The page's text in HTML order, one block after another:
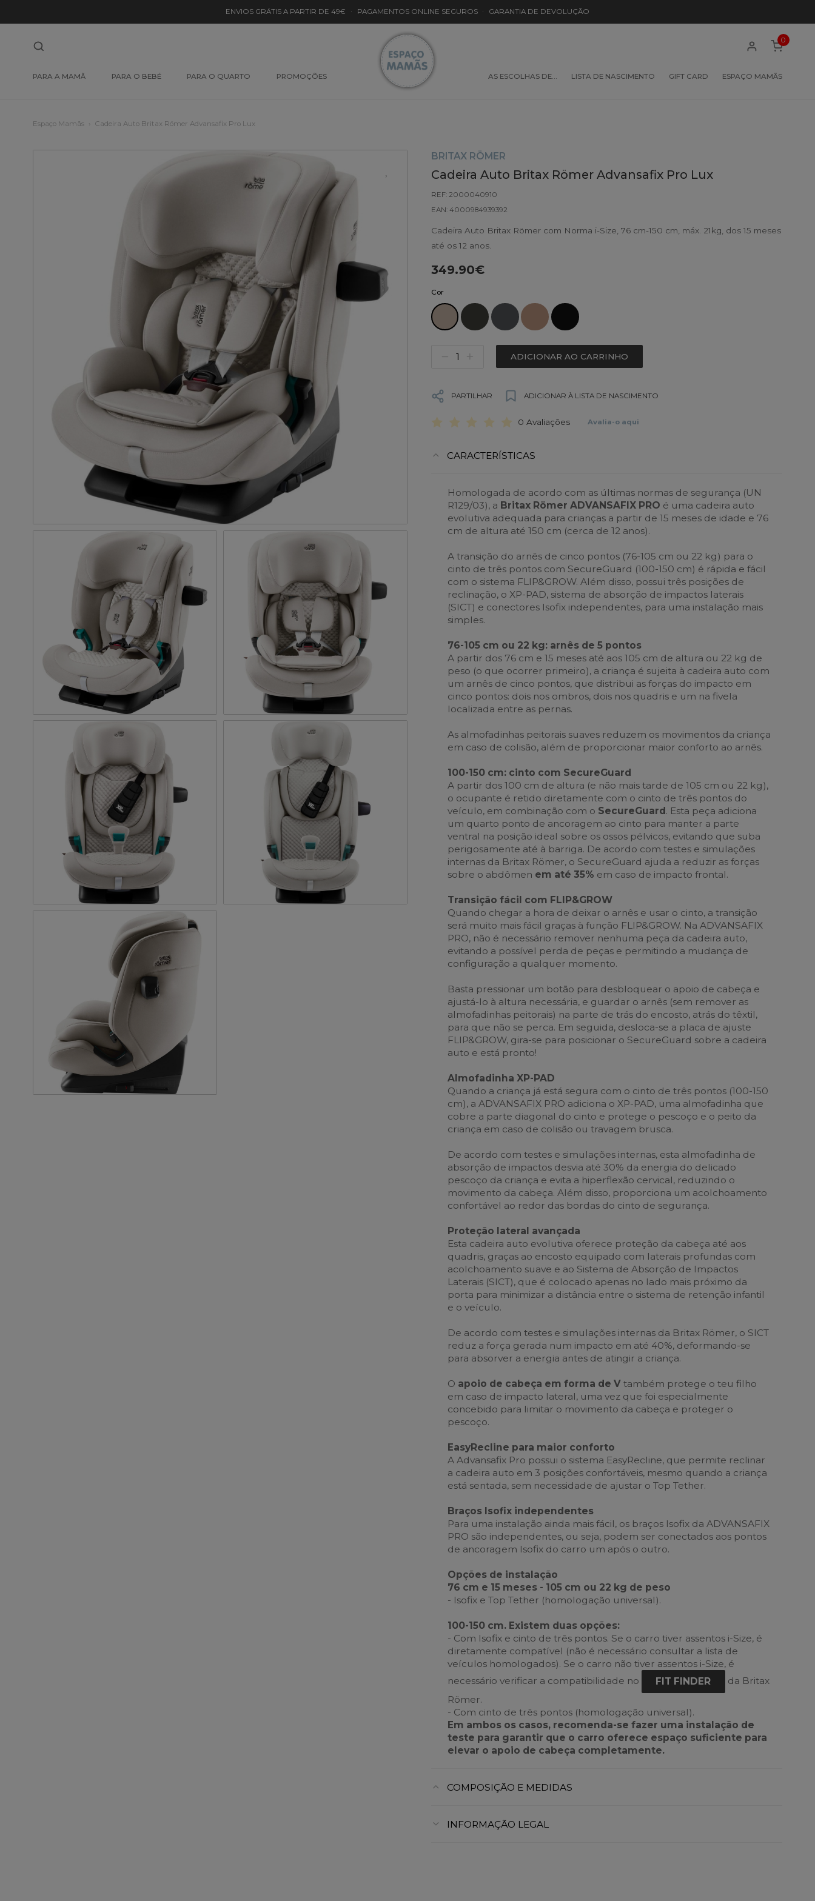
ENVIOS GRÁTIS A PARTIR DE 49€ · PAGAMENTOS ONLINE SEGUROS · GARANTIA DE DEVOLUÇÃO
PARA A MAMÃ PARA O BEBÉ PARA O QUARTO PROMOÇÕES AS ESCOLHAS DE… LISTA DE NASCIMENTO GIFT CARD ESPAÇO MAMÃS
0
Espaço Mamãs Cadeira Auto Britax Römer Advansafix Pro Lux
BRITAX RÖMER
Cadeira Auto Britax Römer Advansafix Pro Lux
REF: 2000040910
EAN: 4000984939392
Cadeira Auto Britax Römer com Norma i-Size, 76 cm-150 cm, máx. 21kg, dos 15 meses
até os 12 anos.
349.90€
Cor
ADICIONAR AO CARRINHO
PARTILHAR ADICIONAR À LISTA DE NASCIMENTO
0 Avaliações Avalia-o aqui
CARACTERÍSTICAS
Homologada de acordo com as últimas normas de segurança (UN
R129/03), a Britax Römer ADVANSAFIX PRO é uma cadeira auto
evolutiva adequada para crianças a partir de 15 meses de idade e 76
cm de altura até 150 cm (cerca de 12 anos).
A transição do arnês de cinco pontos (76-105 cm ou 22 kg) para o
cinto de três pontos com SecureGuard (100-150 cm) é rápida e fácil
com o sistema FLIP&GROW. Além disso, possui três posições de
reclinação, o XP-PAD, sistema de absorção de impactos laterais
(SICT) e conectores Isofix independentes, para uma instalação mais
simples.
76-105 cm ou 22 kg: arnês de 5 pontos
A partir dos 76 cm e 15 meses até aos 105 cm de altura ou 22 kg de
peso (o que ocorrer primeiro), a criança é sujeita à cadeira auto com
um arnês de cinco pontos, que distribui as forças do impacto em
cinco pontos: dois nos ombros, dois nos quadris e um na fivela
localizada entre as pernas.
As almofadinhas peitorais suaves reduzem os movimentos da criança
em caso de colisão, além de proporcionar maior conforto ao arnês.
100-150 cm: cinto com SecureGuard
A partir dos 100 cm de altura (e não mais tarde de 105 cm ou 22 kg),
o ocupante é retido diretamente com o cinto de três pontos do
veículo, em combinação com o SecureGuard. Esta peça adiciona
um quarto ponto de ancoragem ao cinto para manter a parte
ventral na posição ideal sobre os ossos pélvicos, evitando que suba
perigosamente até à barriga. De acordo com testes e simulações
internas da Britax Römer, o SecureGuard ajuda a reduzir as forças
sobre o abdômen em até 35% em caso de impacto frontal.
Transição fácil com FLIP&GROW
Quando chegar a hora de deixar o arnês e usar o cinto, a transição
será muito mais fácil graças à função FLIP&GROW. Na ADVANSAFIX
PRO, não é necessário remover nenhuma peça da cadeira auto,
evitando a possível perda de peças e permitindo a mudança de
configuração a qualquer momento.
Basta pressionar um botão para desbloquear o apoio de cabeça e
ajustá-lo à altura necessária, e guardar o arnês (sem remover as
almofadinhas peitorais) na parte de trás do encosto, atrás do têxtil,
para que não se perca. Em seguida, desloca-se a placa de ajuste
FLIP&GROW, gira-se para posicionar o SecureGuard sobre a cadeira
auto e está pronto!
Almofadinha XP-PAD
Quando a criança já está segura com o cinto de três pontos (100-150
cm), a ADVANSAFIX PRO adiciona o XP-PAD, uma almofadinha que
cobre a parte diagonal do cinto e protege o pescoço e o peito da
criança em caso de colisão ou travagem brusca.
De acordo com testes e simulações internas, esta almofadinha de
absorção de impactos desvia até 30% da energia do delicado
pescoço da criança e evita a hiperflexão cervical, reduzindo o
movimento da cabeça. Além disso, proporciona um acolchoamento
confortável ao redor das bordas do cinto de segurança.
Proteção lateral avançada
Esta cadeira auto evolutiva oferece proteção da cabeça até aos
quadris, graças ao encosto equipado com laterais profundas com
acolchoamento suave e ao Sistema de Absorção de Impactos
Laterais (SICT), que é colocado apenas no lado mais próximo da
porta para minimizar a distância entre o sistema de retenção infantil
e o veículo.
De acordo com testes e simulações internas da Britax Römer, o SICT
reduz a força gerada num impacto em até 40%, deformando-se
para absorver a energia antes de atingir a criança.
O apoio de cabeça em forma de V também protege o teu filho
em caso de impacto lateral, uma vez que foi especialmente
concebido para limitar o movimento da cabeça e proteger o
pescoço.
EasyRecline para maior conforto
A Advansafix Pro possui o sistema EasyRecline, que permite reclinar
a cadeira auto em 3 posições confortáveis, mesmo quando a criança
está sentada, sem necessidade de ajustar o Top Tether.
Braços Isofix independentes
Para uma instalação ainda mais fácil, os braços Isofix da ADVANSAFIX
PRO são independentes, ou seja, podem ser conectados aos pontos
de ancoragem Isofix do carro um após o outro.
Opções de instalação
76 cm e 15 meses - 105 cm ou 22 kg de peso
- Isofix e Top Tether (homologação universal).
100-150 cm. Existem duas opções:
- Com Isofix e cinto de três pontos. Se o carro tiver assentos i-Size, é
diretamente compatível (não é necessário consultar a lista de
veículos homologados). Se o carro não tiver assentos i-Size, é
necessário verificar a compatibilidade no
FIT FINDER
da Britax
Römer.
- Com cinto de três pontos (homologação universal).
Em ambos os casos, recomenda-se fazer uma instalação de
teste para garantir que o carro oferece espaço suficiente para
elevar o apoio de cabeça completamente.
COMPOSIÇÃO E MEDIDAS
INFORMAÇÃO LEGAL